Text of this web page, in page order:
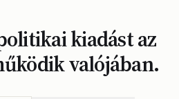
kiadást az
valójában.